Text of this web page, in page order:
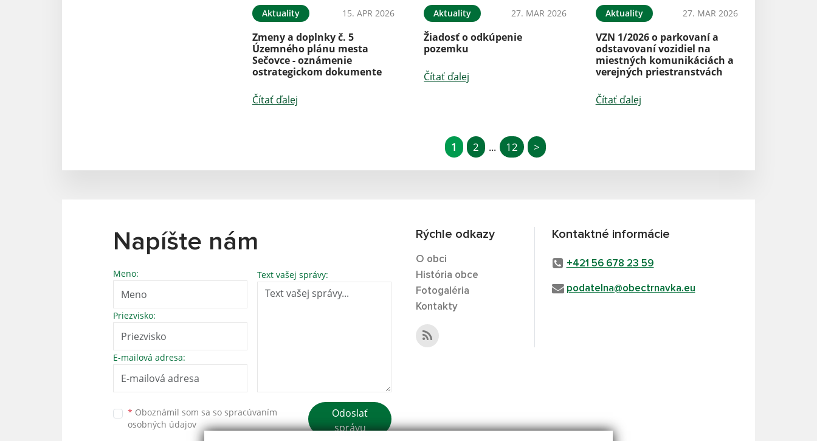
Aktuality 15. APR 2026
Zmeny a doplnky č. 5
Územného plánu mesta
Sečovce - oznámenie
ostrategickom dokumente
Čítať ďalej
Aktuality 27. MAR 2026
Žiadosť o odkúpenie
pozemku
Čítať ďalej
Aktuality 27. MAR 2026
VZN 1/2026 o parkovaní a
odstavovaní vozidiel na
miestných komunikáciách a
verejných priestranstvách
Čítať ďalej
1 2 ... 12 >
Napíšte nám
Meno:
Priezvisko:
E-mailová adresa:
Text vašej správy:
* Oboznámil som sa so spracúvaním
osobných údajov
Odoslať
správu
Rýchle odkazy
O obci
História obce
Fotogaléria
Kontakty
Kontaktné informácie
+421 56 678 23 59
podatelna@obectrnavka.eu